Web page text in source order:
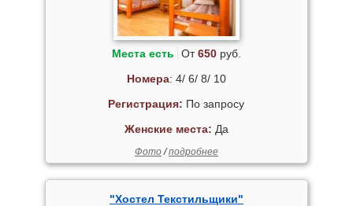
Места есть От650руб.
Номера: 4/ 6/ 8/ 10
Регистрация: По запросу
Женские места: Да
Фото/подробнее
"Хостел Текстильщики"